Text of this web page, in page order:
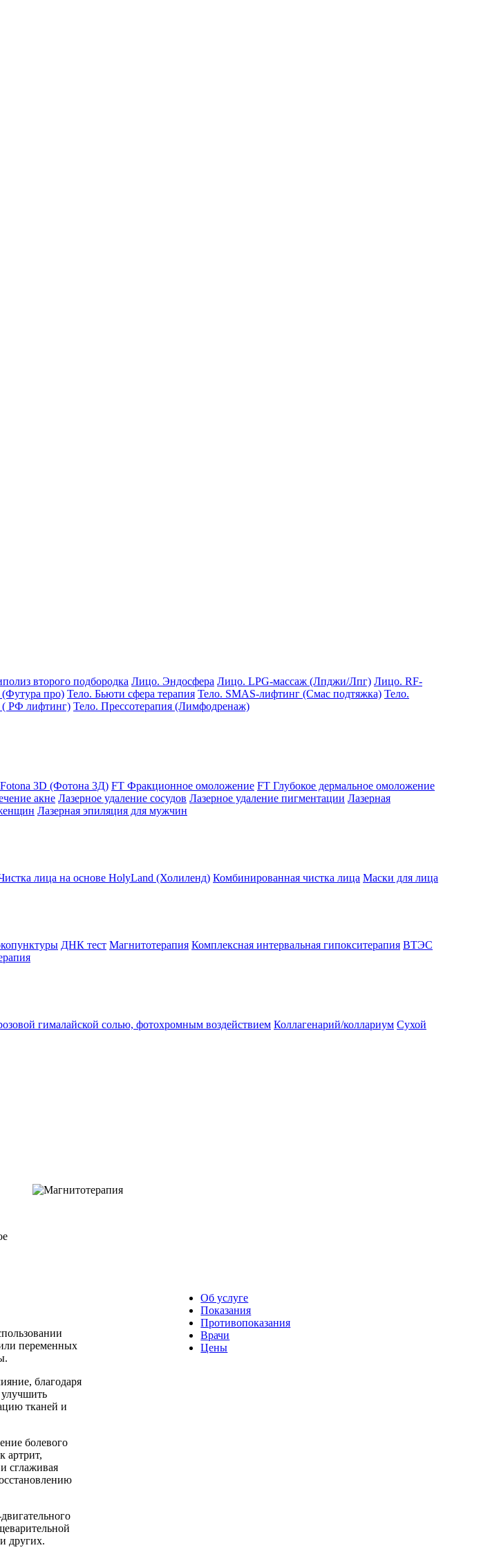
второго подбородка Лицо. Эндосфера Лицо. LPG-массаж (Лпджи/Лпг) Лицо. RF-
(Футура про) Тело. Бьюти сфера терапия Тело. SMAS-лифтинг (Смас подтяжка) Тело.
( РФ лифтинг) Тело. Прессотерапия (Лимфодренаж)
3D (Фотона 3Д) FT Фракционное омоложение FT Глубокое дермальное омоложение
акне Лазерное удаление сосудов Лазерное удаление пигментации Лазерная
Лазерная эпиляция для мужчин
лица на основе HolyLand (Холиленд) Комбинированная чистка лица Маски для лица
ДНК тест Магнитотерапия Комплексная интервальная гипокситерапия ВТЭС
гималайской солью, фотохромным воздействием Коллагенарий/коллариум Сухой
переменных
благодаря
тканей и
болевого
артрит,
сглаживая
других.
Об услуге
Показания
Противопоказания
Врачи
Цены